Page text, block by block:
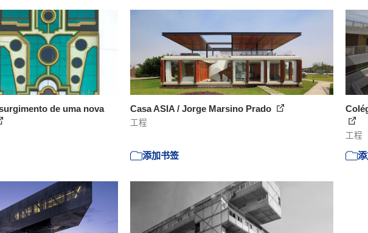
de uma nova
Casa ASIA / Jorge Marsino Prado
工程
添加书签
工程